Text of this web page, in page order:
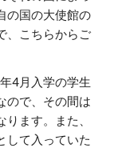
の国の大使館の
、こちらからご
4月入学の学生
ので、その間は
ます。また、
して入っていた